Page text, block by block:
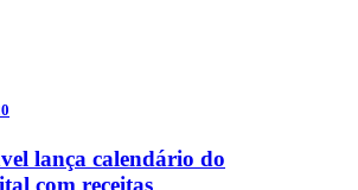
lança calendário do